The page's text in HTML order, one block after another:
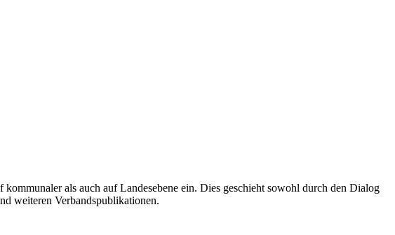
als auch auf Landesebene ein. Dies geschieht sowohl durch den Dialog
weiteren Verbandspublikationen.